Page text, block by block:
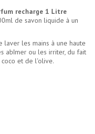
recharge 1 Litre
de savon liquide à un
laver les mains à une haute
abîmer ou les irriter, du fait
et de l'olive.